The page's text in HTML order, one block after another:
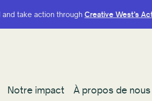
take action through Creative West’s
Notre impact À propos de nous
take action through Creative West’s
Notre impact À propos de nous